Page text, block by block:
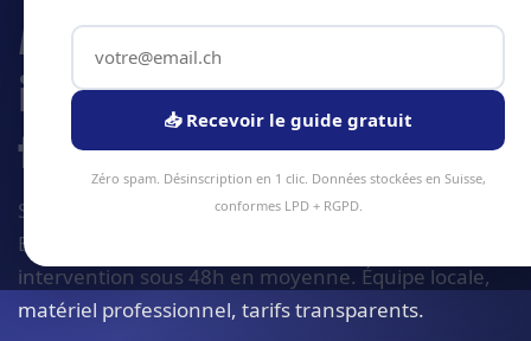
Maintenance des
installations
techniques a Bienne
Service maintenance des installations techniques à
Bienne et alentours. Devis gratuit sous 24h,
intervention sous 48h en moyenne. Équipe locale,
matériel professionnel, tarifs transparents.
📥 Recevoir le guide gratuit
Zéro spam. Désinscription en 1 clic. Données stockées en Suisse,
conformes LPD + RGPD.